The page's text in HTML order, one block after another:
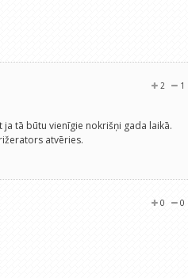
1
2
tā būtu vienīgie nokrišņi gada laikā.
atvēries.
0
0